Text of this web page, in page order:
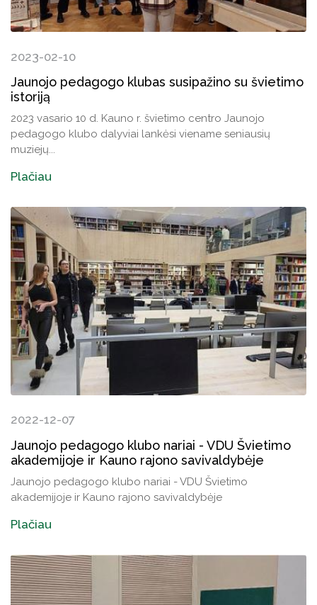
2023-02-10
Jaunojo pedagogo klubas susipažino su švietimo
istoriją
2023 vasario 10 d. Kauno r. švietimo centro Jaunojo
pedagogo klubo dalyviai lankėsi viename seniausių
muziejų...
Plačiau
2022-12-07
Jaunojo pedagogo klubo nariai - VDU Švietimo
akademijoje ir Kauno rajono savivaldybėje
Jaunojo pedagogo klubo nariai - VDU Švietimo
akademijoje ir Kauno rajono savivaldybėje
Plačiau